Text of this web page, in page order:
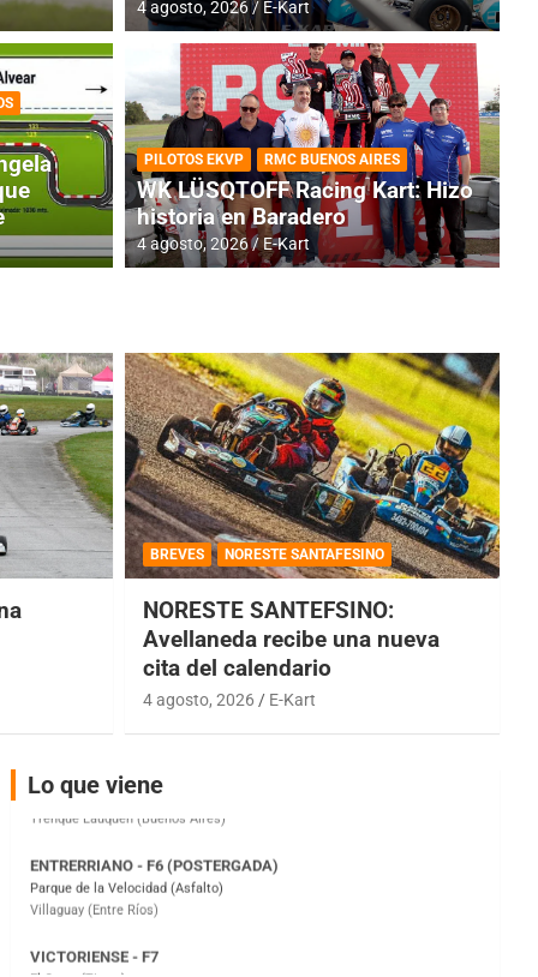
Horarios para la
4 agosto, 2026 E-Kart
PILOTOS EKVP RMC BUENOS AIRES
WK LÜSQTOFF Racing Kart: Hizo
historia en Baradero
4 agosto, 2026 E-Kart
BREVES NORESTE SANTAFESINO
NORESTE SANTEFSINO:
Avellaneda recibe una nueva
cita del calendario
4 agosto, 2026 E-Kart
Lo que viene
COBERTURA ESPECIAL DE E-KART.COM.AR
08/09-AGO
IAME SERIES ARGENTINA 6
Ramiro Tot (Asfalto)
Baradero (Buenos Aires)
Ciudad de Trenque Lauquen (Asfalto)
Trenque Lauquen (Buenos Aires)
Parque de la Velocidad (Asfalto)
El Cerro (Tierra)
Victoria (Entre Ríos)
Moto Club Reginense (Tierra)